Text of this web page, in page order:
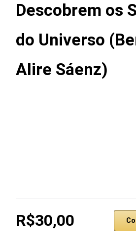
Descobrem os
do Universo
Alire Sáenz)
R$30,00